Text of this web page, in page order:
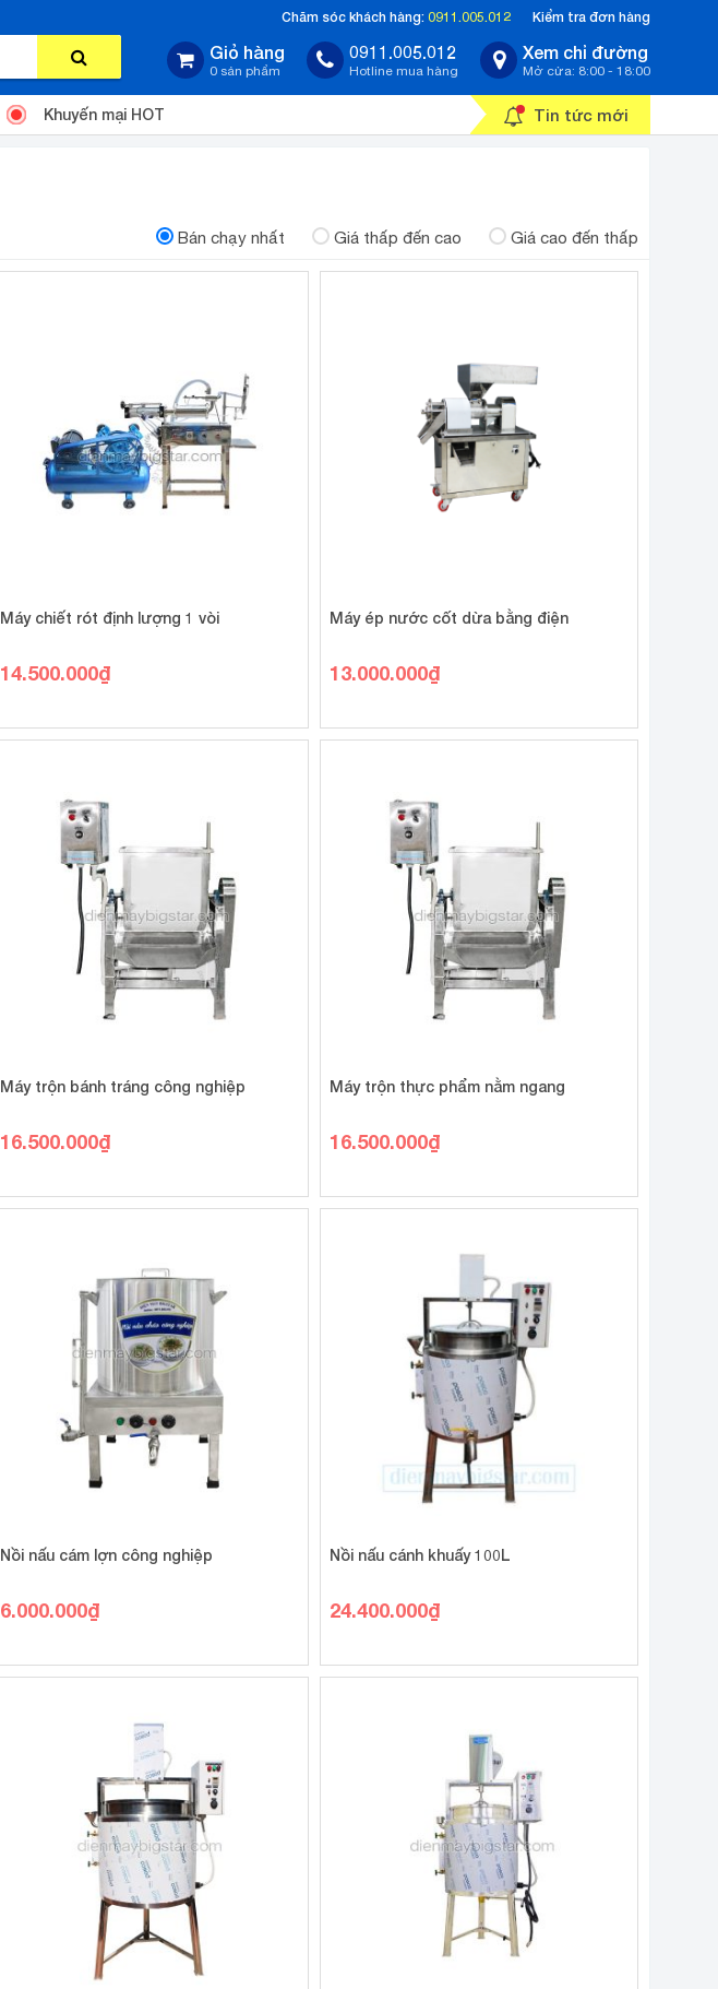
Chăm sóc khách hàng: 0911.005.012 Kiểm tra đơn hàng
Giỏ hàng
0 sản phẩm
0911.005.012
Hotline mua hàng
Xem chỉ đường
Mở cửa: 8:00 - 18:00
Khuyến mại HOT Tin tức mới
Bán chạy nhất Giá thấp đến cao Giá cao đến thấp
Máy chiết rót định lượng 1 vòi
14.500.000₫
Máy ép nước cốt dừa bằng điện
13.000.000₫
Máy trộn bánh tráng công nghiệp
16.500.000₫
Máy trộn thực phẩm nằm ngang
16.500.000₫
Nồi nấu cám lợn công nghiệp
6.000.000₫
Nồi nấu cánh khuấy 100L
24.400.000₫